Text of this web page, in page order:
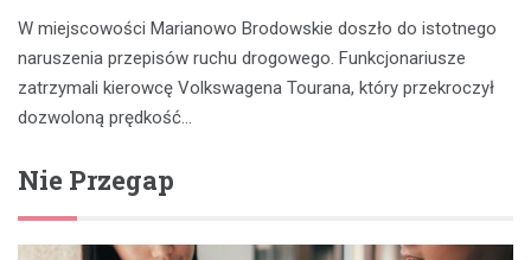
W miejscowości Marianowo Brodowskie doszło do istotnego
naruszenia przepisów ruchu drogowego. Funkcjonariusze
zatrzymali kierowcę Volkswagena Tourana, który przekroczył
dozwoloną prędkość…
Nie Przegap